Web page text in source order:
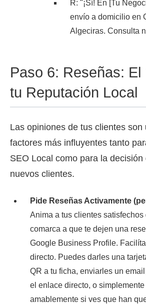
R: "¡Sí! En [Tu
envío a domicilio en
Algeciras. Consulta
Paso 6: Reseñas: El
tu Reputación Local
Las opiniones de tus clientes son
factores más influyentes tanto
SEO Local como para la
nuevos clientes.
Pide Reseñas Activamente
Anima a tus clientes satisfechos
comarca a que te dejen una
Google Business Profile.
directo. Puedes darles una
QR a tu ficha, enviarles un
el enlace directo, o
amablemente si ves que han